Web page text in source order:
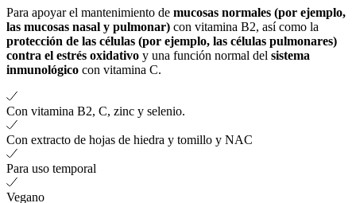
Para apoyar el mantenimiento de mucosas normales (por ejemplo,
las mucosas nasal y pulmonar) con vitamina B2, así como la
protección de las células (por ejemplo, las células pulmonares)
contra el estrés oxidativo y una función normal del sistema
inmunológico con vitamina C.
Con vitamina B2, C, zinc y selenio.
Con extracto de hojas de hiedra y tomillo y NAC
Para uso temporal
Vegano